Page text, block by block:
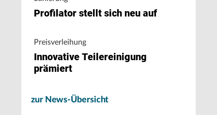
Profilator stellt sich neu auf
Preisverleihung
Innovative Teilereinigung
prämiert
zur News-Übersicht